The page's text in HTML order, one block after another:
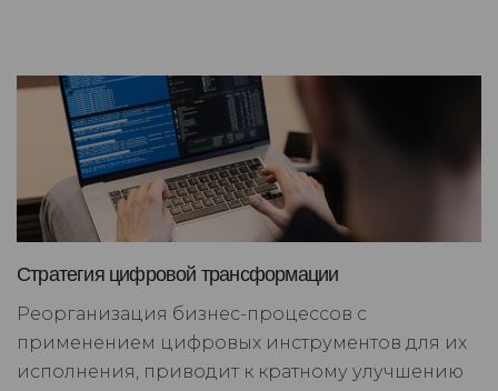
Стратегия цифровой трансформации
Реорганизация бизнес-процессов с
применением цифровых инструментов для их
исполнения, приводит к кратному улучшению